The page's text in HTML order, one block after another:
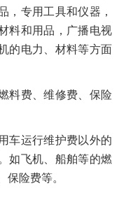
，专用工具和仪器，
料和用品，广播电视
的电力、材料等方面
料费、维修费、保险
车运行维护费以外的
如飞机、船舶等的燃
保险费等。